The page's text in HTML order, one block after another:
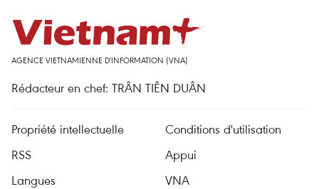
AGENCE VIETNAMIENNE D'INFORMATION (VNA)
Rédacteur en chef: TRÂN TIÊN DUÂN
Propriété intellectuelle
Conditions d'utilisation
RSS
Appui
Langues
VNA